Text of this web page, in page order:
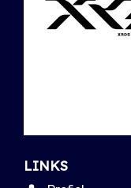
LINKS